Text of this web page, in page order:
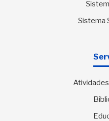
Sistema